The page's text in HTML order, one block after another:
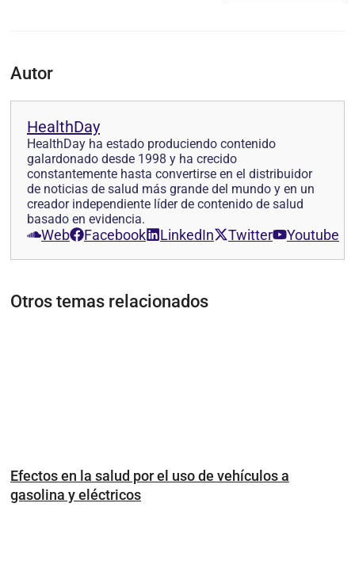
Autor
HealthDay
HealthDay ha estado produciendo contenido
galardonado desde 1998 y ha crecido
constantemente hasta convertirse en el distribuidor
de noticias de salud más grande del mundo y en un
creador independiente líder de contenido de salud
basado en evidencia.
Web Facebook LinkedIn Twitter Youtube
Otros temas relacionados
Efectos en la salud por el uso de vehículos a
gasolina y eléctricos